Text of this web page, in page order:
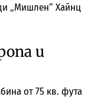
„Мишлен“ Хайнц
и
от 75 кв. фута